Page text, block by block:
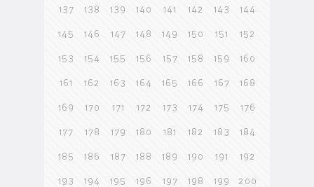
137 138 139 140 141 142 143 144
145 146 147 148 149 150 151 152
153 154 155 156 157 158 159 160
161 162 163 164 165 166 167 168
169 170 171 172 173 174 175 176
177 178 179 180 181 182 183 184
185 186 187 188 189 190 191 192
193 194 195 196 197 198 199 200